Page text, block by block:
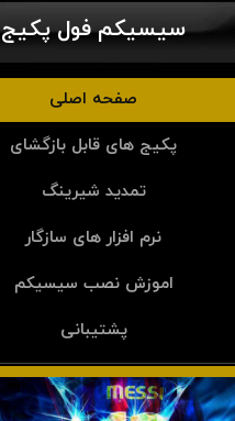
سیسیکم فول پکیج
صفحه اصلی
پکیج های قابل بازگشای
تمدید شیرینگ
نرم افزار های سازگار
اموزش نصب سیسیکم
پشتیبانی